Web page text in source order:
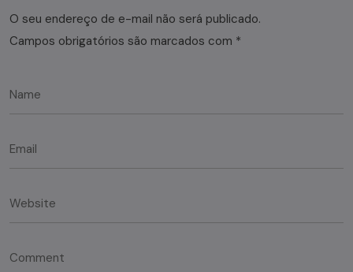
O seu endereço de e-mail não será publicado.
Campos obrigatórios são marcados com *